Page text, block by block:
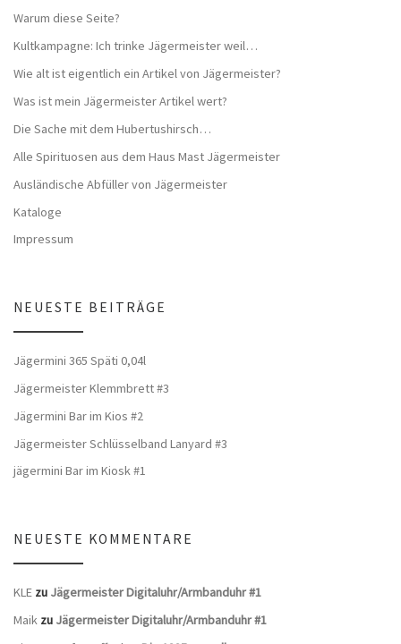
Warum diese Seite?
Kultkampagne: Ich trinke Jägermeister weil…
Wie alt ist eigentlich ein Artikel von Jägermeister?
Was ist mein Jägermeister Artikel wert?
Die Sache mit dem Hubertushirsch…
Alle Spirituosen aus dem Haus Mast Jägermeister
Ausländische Abfüller von Jägermeister
Kataloge
Impressum
NEUESTE BEITRÄGE
Jägermini 365 Späti 0,04l
Jägermeister Klemmbrett #3
Jägermini Bar im Kios #2
Jägermeister Schlüsselband Lanyard #3
jägermini Bar im Kiosk #1
NEUESTE KOMMENTARE
KLE zu Jägermeister Digitaluhr/Armbanduhr #1
Maik zu Jägermeister Digitaluhr/Armbanduhr #1